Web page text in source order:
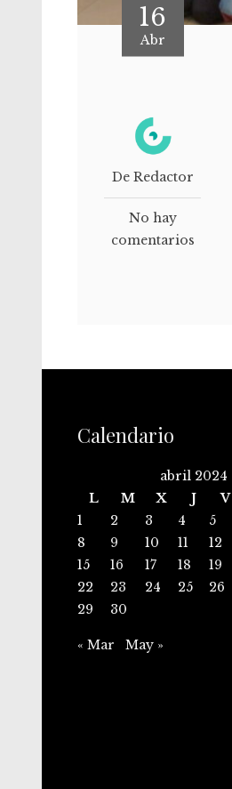
16
Abr
De Redactor
No hay
comentarios
Calendario
abril 2024
L
M X J V
1
2 3 4 5
8
9 10 11 12
15
16 17 18 19
22
23 24 25 26
29
30
« Mar May »